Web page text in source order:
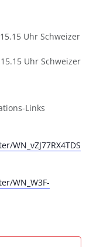
Uhr Schweizer
Uhr Schweizer
Links
WN_vZJ77RX4TDS
WN_W3F-